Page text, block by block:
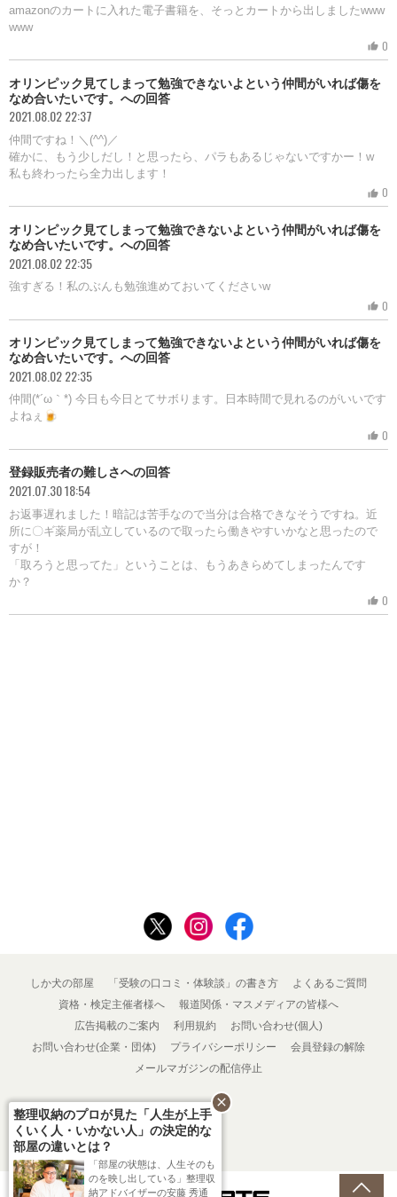
amazonのカートに入れた電子書籍を、そっとカートから出しましたwww
www
thumb_up 0
オリンピック見てしまって勉強できないよという仲間がいれば傷を
なめ合いたいです。への回答
2021.08.02 22:37
仲間ですね！＼(^^)／
確かに、もう少しだし！と思ったら、パラもあるじゃないですかー！w
私も終わったら全力出します！
thumb_up 0
オリンピック見てしまって勉強できないよという仲間がいれば傷を
なめ合いたいです。への回答
2021.08.02 22:35
強すぎる！私のぶんも勉強進めておいてくださいw
thumb_up 0
オリンピック見てしまって勉強できないよという仲間がいれば傷を
なめ合いたいです。への回答
2021.08.02 22:35
仲間(*´ω｀*) 今日も今日とてサボります。日本時間で見れるのがいいです
よねぇ🍺
thumb_up 0
登録販売者の難しさへの回答
2021.07.30 18:54
お返事遅れました！暗記は苦手なので当分は合格できなそうですね。近
所に〇ギ薬局が乱立しているので取ったら働きやすいかなと思ったので
すが！
「取ろうと思ってた」ということは、もうあきらめてしまったんです
か？
thumb_up 0
しか犬の部屋 「受験の口コミ・体験談」の書き方
よくあるご質問
資格・検定主催者様へ
報道関係・マスメディアの皆様へ
広告掲載のご案内
利用規約
お問い合わせ(個人)
お問い合わせ(企業・団体)
プライバシーポリシー
会員登録の解除
メールマガジンの配信停止
整理収納のプロが見た「人生が上手
くいく人・いかない人」の決定的な
部屋の違いとは？
「部屋の状態は、人生そのも
のを映し出している」整理収
納アドバイザーの安藤 秀通
close